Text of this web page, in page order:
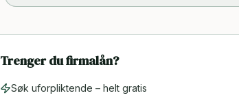
Trenger du firmalån?
Søk uforpliktende – helt gratis